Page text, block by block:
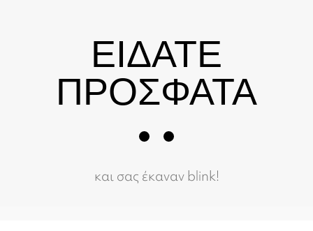
ΕΙΔΑΤΕ
ΠΡΟΣΦΑΤΑ
και σας έκαναν blink!